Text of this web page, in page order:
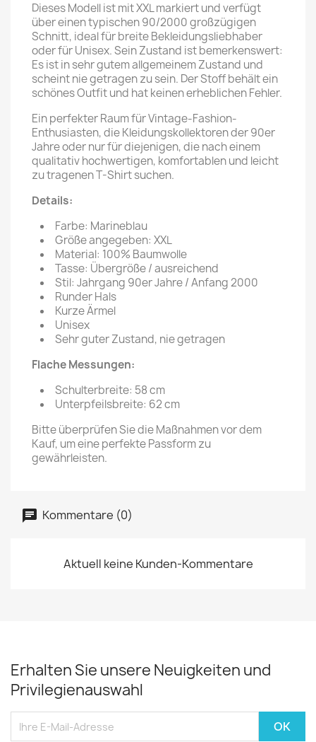
Dieses Modell ist mit XXL markiert und verfügt
über einen typischen 90/2000 großzügigen
Schnitt, ideal für breite Bekleidungsliebhaber
oder für Unisex. Sein Zustand ist bemerkenswert:
Es ist in sehr gutem allgemeinem Zustand und
scheint nie getragen zu sein. Der Stoff behält ein
schönes Outfit und hat keinen erheblichen Fehler.
Ein perfekter Raum für Vintage-Fashion-
Enthusiasten, die Kleidungskollektoren der 90er
Jahre oder nur für diejenigen, die nach einem
qualitativ hochwertigen, komfortablen und leicht
zu tragenen T-Shirt suchen.
Details:
Farbe: Marineblau
Größe angegeben: XXL
Material: 100% Baumwolle
Tasse: Übergröße / ausreichend
Stil: Jahrgang 90er Jahre / Anfang 2000
Runder Hals
Kurze Ärmel
Unisex
Sehr guter Zustand, nie getragen
Flache Messungen:
Schulterbreite: 58 cm
Unterpfeilsbreite: 62 cm
Bitte überprüfen Sie die Maßnahmen vor dem
Kauf, um eine perfekte Passform zu
gewährleisten.
Kommentare (0)
Aktuell keine Kunden-Kommentare
Erhalten Sie unsere Neuigkeiten und
Privilegienauswahl